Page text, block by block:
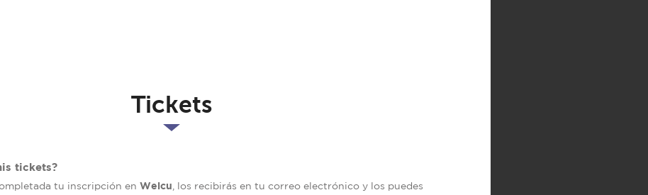
Tickets
tickets?
tu inscripción en Welcu , los recibirás en tu correo electrónico y los puedes